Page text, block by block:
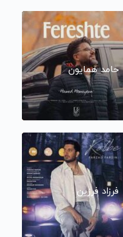
حامد همایون
فرزاد فرزین